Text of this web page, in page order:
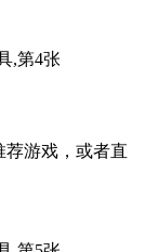
游戏，或者直